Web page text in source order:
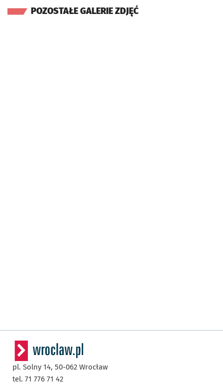
POZOSTAŁE GALERIE ZDJĘĆ
pl. Solny 14, 50-062 Wrocław
tel. 71 776 71 42